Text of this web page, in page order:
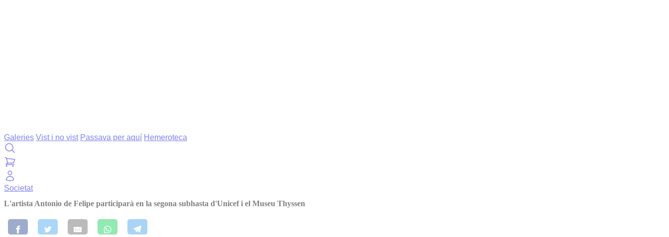
Galeries Vist i no vist Passava per aquí Hemeroteca
Societat
L'artista Antonio de Felipe participarà en la segona subhasta d'Unicef i el Museu Thyssen